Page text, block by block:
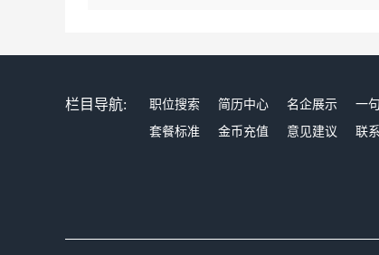
栏目导航: 职位搜索 简历中心 名企展示 一
套餐标准
金币充值 意见建议 联